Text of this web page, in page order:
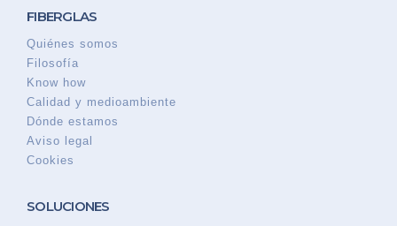
FIBERGLAS
Quiénes somos
Filosofía
Know how
Calidad y medioambiente
Dónde estamos
Aviso legal
Cookies
SOLUCIONES